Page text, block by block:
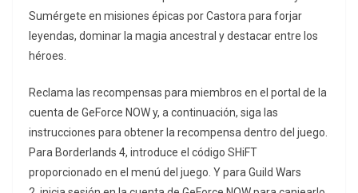
Sumérgete en misiones épicas por Castora para forjar
leyendas, dominar la magia ancestral y destacar entre los
héroes.
Reclama las recompensas para miembros en el portal de la
cuenta de GeForce NOW y, a continuación, siga las
instrucciones para obtener la recompensa dentro del juego.
Para Borderlands 4, introduce el código SHiFT
proporcionado en el menú del juego. Y para Guild Wars